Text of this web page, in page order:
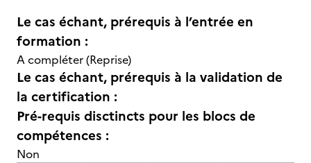
Le cas échant, prérequis à l’entrée en
formation :
A compléter (Reprise)
Le cas échant, prérequis à la validation de
la certification :
Pré-requis disctincts pour les blocs de
compétences :
Non